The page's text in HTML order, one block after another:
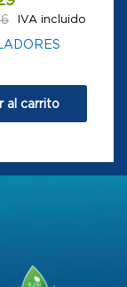
IVA incluido
al carrito